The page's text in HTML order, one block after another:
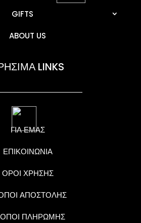
GIFTS
ABOUT US
LINKS
ΓΙΑ ΕΜΑΣ
ΕΠΙΚΟΙΝΩΝΙΑ
ΟΡΟΙ ΧΡΗΣΗΣ
ΑΠΟΣΤΟΛΗΣ
ΠΛΗΡΩΜΗΣ